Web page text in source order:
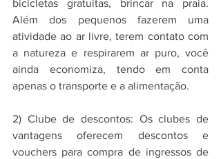
bicicletas gratuitas, brincar na praia.
Além dos pequenos fazerem uma
atividade ao ar livre, terem contato com
a natureza e respirarem ar puro, você
ainda economiza, tendo em conta
apenas o transporte e a alimentação.
2) Clube de descontos: Os clubes de
vantagens oferecem descontos e
vouchers para compra de ingressos de